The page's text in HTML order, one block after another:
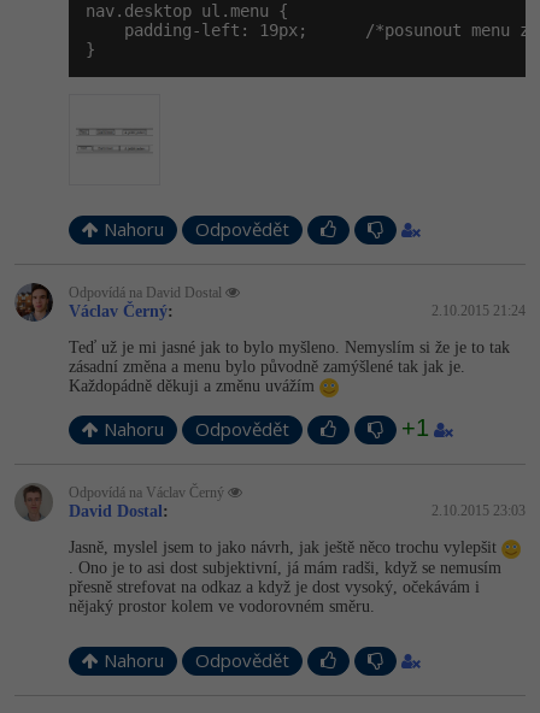
nav.desktop ul.menu {
padding-left: 19px;      /*posunout menu
}
Nahoru Odpovědět
Odpovídá na David Dostal
Václav Černý: 2.10.2015 21:24
Teď už je mi jasné jak to bylo myšleno. Nemyslím si že je to tak
zásadní změna a menu bylo původně zamýšlené tak jak je.
Každopádně děkuji a změnu uvážím
Nahoru Odpovědět +1
Odpovídá na Václav Černý
David Dostal: 2.10.2015 23:03
Jasně, myslel jsem to jako návrh, jak ještě něco trochu vylepšit
. Ono je to asi dost subjektivní, já mám radši, když se nemusím
přesně strefovat na odkaz a když je dost vysoký, očekávám i
nějaký prostor kolem ve vodorovném směru.
Nahoru Odpovědět